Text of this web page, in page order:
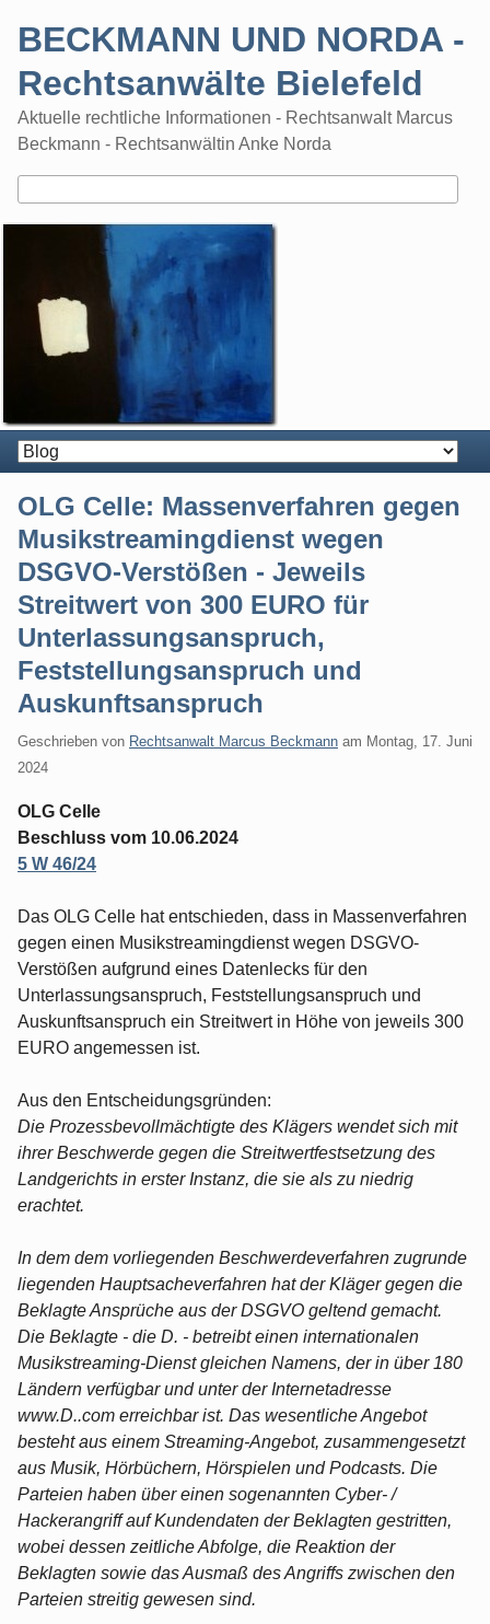
BECKMANN UND NORDA -
Rechtsanwälte Bielefeld
Aktuelle rechtliche Informationen - Rechtsanwalt Marcus
Beckmann - Rechtsanwältin Anke Norda
OLG Celle: Massenverfahren gegen
Musikstreamingdienst wegen
DSGVO-Verstößen - Jeweils
Streitwert von 300 EURO für
Unterlassungsanspruch,
Feststellungsanspruch und
Auskunftsanspruch
Geschrieben von Rechtsanwalt Marcus Beckmann am Montag, 17. Juni
2024
OLG Celle
Beschluss vom 10.06.2024
5 W 46/24
Das OLG Celle hat entschieden, dass in Massenverfahren
gegen einen Musikstreamingdienst wegen DSGVO-
Verstößen aufgrund eines Datenlecks für den
Unterlassungsanspruch, Feststellungsanspruch und
Auskunftsanspruch ein Streitwert in Höhe von jeweils 300
EURO angemessen ist.
Aus den Entscheidungsgründen:
Die Prozessbevollmächtigte des Klägers wendet sich mit
ihrer Beschwerde gegen die Streitwertfestsetzung des
Landgerichts in erster Instanz, die sie als zu niedrig
erachtet.
In dem dem vorliegenden Beschwerdeverfahren zugrunde
liegenden Hauptsacheverfahren hat der Kläger gegen die
Beklagte Ansprüche aus der DSGVO geltend gemacht.
Die Beklagte - die D. - betreibt einen internationalen
Musikstreaming-Dienst gleichen Namens, der in über 180
Ländern verfügbar und unter der Internetadresse
www.D..com erreichbar ist. Das wesentliche Angebot
besteht aus einem Streaming-Angebot, zusammengesetzt
aus Musik, Hörbüchern, Hörspielen und Podcasts. Die
Parteien haben über einen sogenannten Cyber- /
Hackerangriff auf Kundendaten der Beklagten gestritten,
wobei dessen zeitliche Abfolge, die Reaktion der
Beklagten sowie das Ausmaß des Angriffs zwischen den
Parteien streitig gewesen sind.